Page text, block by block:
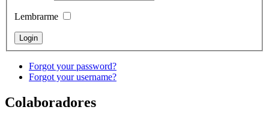
Lembrarme
Forgot your password?
Forgot your username?
Colaboradores